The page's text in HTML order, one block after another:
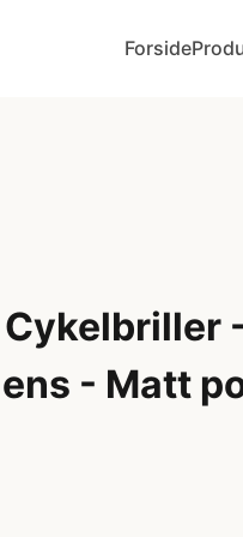
Forside
- Matt